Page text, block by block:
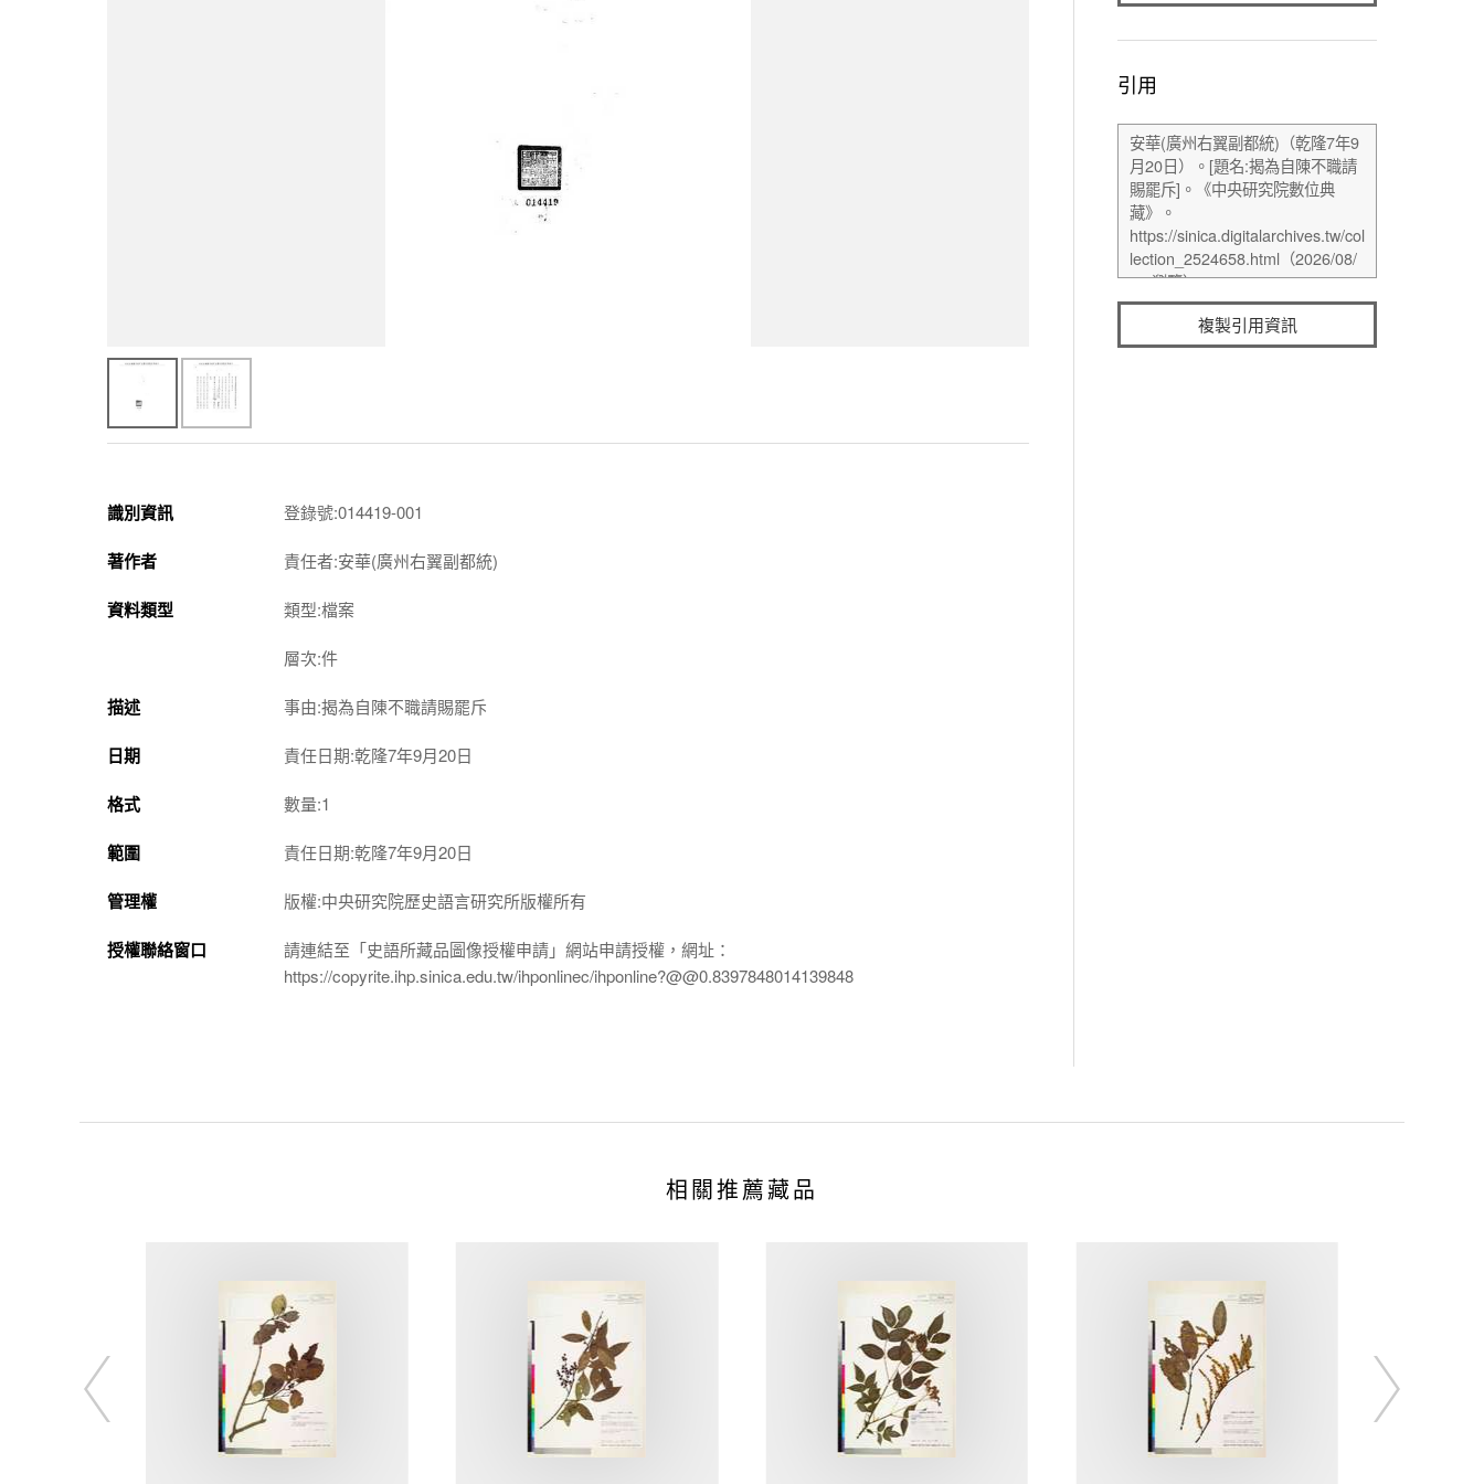
識別資訊 登錄號:014419-001
著作者 責任者:安華(廣州右翼副都統)
資料類型 類型:檔案
層次:件
描述 事由:揭為自陳不職請賜罷斥
日期 責任日期:乾隆7年9月20日
格式 數量:1
範圍 責任日期:乾隆7年9月20日
管理權 版權:中央研究院歷史語言研究所版權所有
授權聯絡窗口
請連結至「史語所藏品圖像授權申請」網站申請授權，網址：
https://copyrite.ihp.sinica.edu.tw/ihponlinec/ihponline?@@0.8397848014139848
引用
複製引用資訊
相關推薦藏品